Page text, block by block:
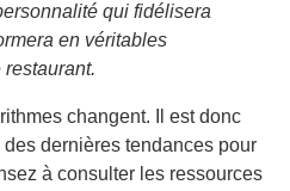
qui fidélisera
en véritables
changent. Il est donc
dernières tendances pour
à consulter les ressources